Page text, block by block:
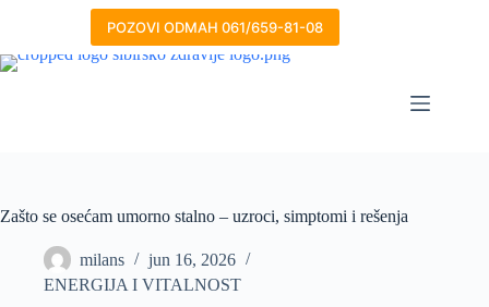
POZOVI ODMAH 061/659-81-08
Zašto se osećam umorno stalno – uzroci, simptomi i rešenja
milans
jun 16, 2026
ENERGIJA I VITALNOST